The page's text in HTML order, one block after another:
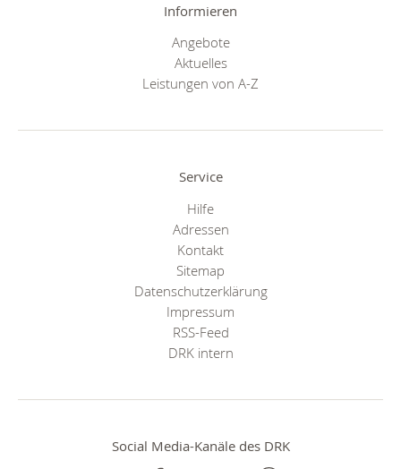
Informieren
Angebote
Aktuelles
Leistungen von A-Z
Service
Hilfe
Adressen
Kontakt
Sitemap
Datenschutzerklärung
Impressum
RSS-Feed
DRK intern
Social Media-Kanäle des DRK